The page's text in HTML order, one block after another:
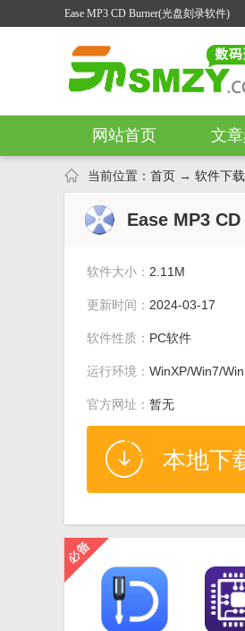
Ease MP3 CD Burner(光盘刻录软件)
网站首页 文
当前位置： 首页 → 软件下载
Ease MP3
软件大小： 2.11M
更新时间： 2024-03-17
软件性质： PC软件
运行环境： WinXP/Win7/
官方网址： 暂无
本地下